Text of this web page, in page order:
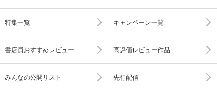
特集一覧 キャンペーン一覧
書店員おすすめレビュー 高評価レビュー作品
みんなの公開リスト 先行配信